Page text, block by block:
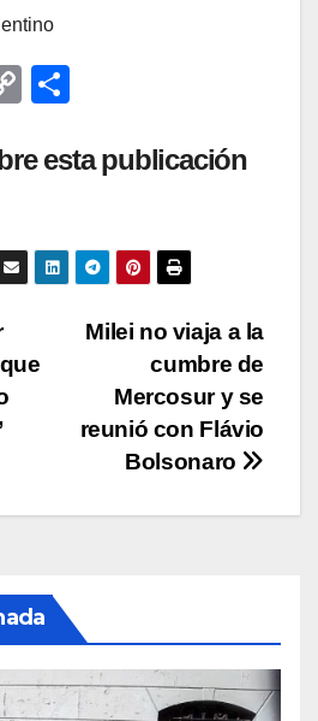
C
p
Li
n
m
ar
tir
esta publicación
Milei no viaja a la
cumbre de
Mercosur y se
reunió con Flávio
Bolsonaro